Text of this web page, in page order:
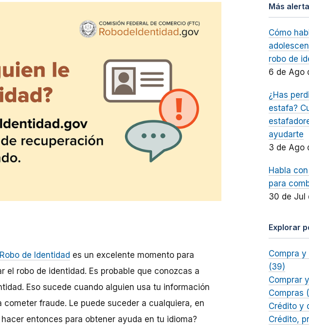
de Identidad es un excelente momento para
el robo de identidad. Es probable que conozcas a
Eso sucede cuando alguien usa tu información
fraude. Le puede suceder a cualquiera, en
entonces para obtener ayuda en tu idioma?
Más
Cómo
robo de
6 de Ago
¿Has
estafa?
ayudarte
3 de Ago
Habla
para
30 de Jul
Explorar
Compra
(39)
Comprar
Compras
Crédito y
Crédito,